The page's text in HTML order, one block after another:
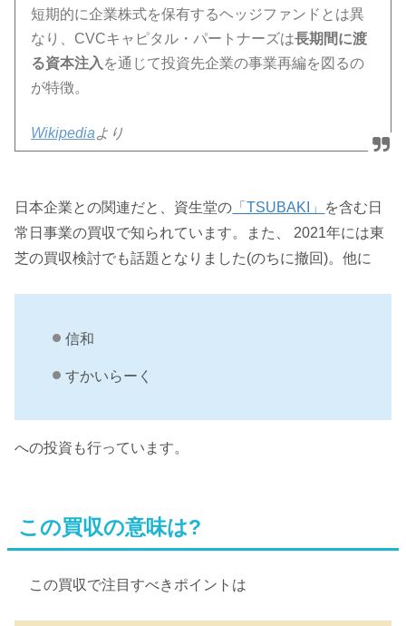
短期的に企業株式を保有するヘッジファンドとは異
なり、CVCキャピタル・パートナーズは長期間に渡
る資本注入 を通じて投資先企業の事業再編を図るの
が特徴。
Wikipedia より
日本企業との関連だと、資生堂の 「TSUBAKI」 を含む日
常日事業の買収で知られています。また、 2021年には東
芝の買収検討でも話題となりました(のちに撤回)。他に
信和
すかいらーく
への投資も行っています。
この買収の意味は?
この買収で注目すべきポイントは